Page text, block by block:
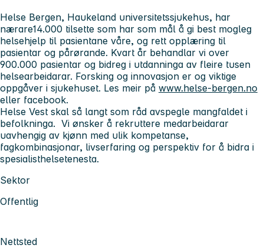
Helse Bergen, Haukeland universitetssjukehus, har
nærare14.000 tilsette som har som mål å gi best mogleg
helsehjelp til pasientane våre, og rett opplæring til
pasientar og pårørande. Kvart år behandlar vi over
900.000 pasientar og bidreg i utdanninga av fleire tusen
helsearbeidarar. Forsking og innovasjon er og viktige
oppgåver i sjukehuset. Les meir på www.helse-bergen.no
eller facebook.
Helse Vest skal så langt som råd avspegle mangfaldet i
befolkninga. Vi ønsker å rekruttere medarbeidarar
uavhengig av kjønn med ulik kompetanse,
fagkombinasjonar, livserfaring og perspektiv for å bidra i
spesialisthelsetenesta.
Sektor
Offentlig
Nettsted